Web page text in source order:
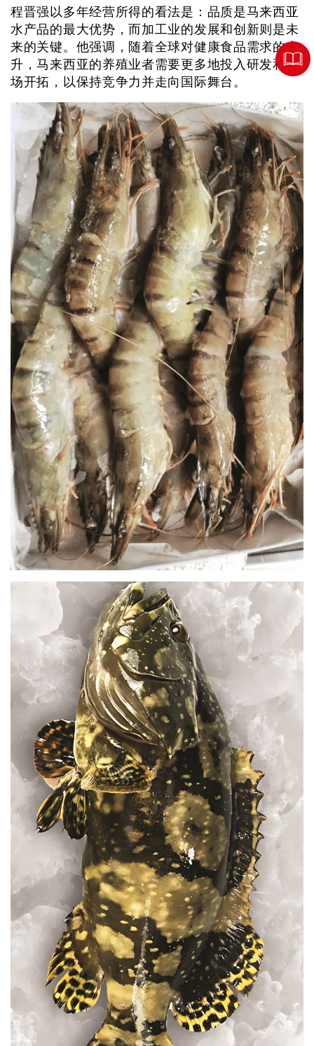
程晋强以多年经营所得的看法是：品质是马来西亚
水产品的最大优势，而加工业的发展和创新则是未
来的关键。他强调，随着全球对健康食品需求的上
升，马来西亚的养殖业者需要更多地投入研发和市
场开拓，以保持竞争力并走向国际舞台。